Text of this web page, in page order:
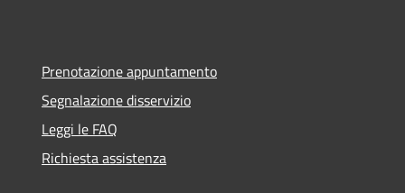
Prenotazione appuntamento
Segnalazione disservizio
Leggi le FAQ
Richiesta assistenza